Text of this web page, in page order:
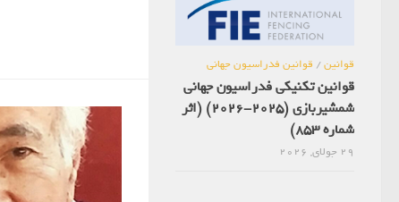
قوانین/ قوانین فدراسیون جهانی
قوانین تکنیکی فدراسیون جهانی
شمشیربازی (2025-2026) (اثر
شماره 853)
29 جولای, 2026